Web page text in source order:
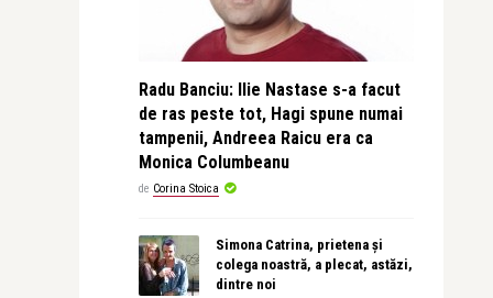
Radu Banciu: Ilie Nastase s-a facut
de ras peste tot, Hagi spune numai
tampenii, Andreea Raicu era ca
Monica Columbeanu
de Corina Stoica
Simona Catrina, prietena și
colega noastră, a plecat, astăzi,
dintre noi